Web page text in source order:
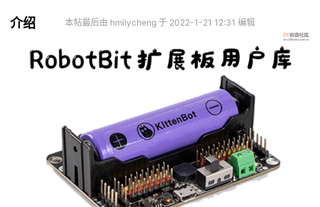
本帖最后由 hmilycheng 于 2022-1-21 12:31 编辑
介绍